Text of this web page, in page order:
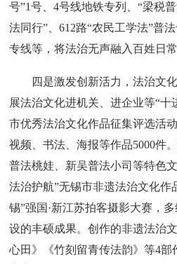
号”1号、4号线地铁专列、“梁税
法同行”、612路“农民工学法”普
专线等，将法治无声融入百姓日常
四是激发创新活力，法治文化
展法治文化进机关、进企业等“十
市优秀法治文化作品征集评选活
视频、书法、海报等作品5000件
普法桃娃、新吴普法小司等特色
法治护航”无锡市非遗法治文化作
锡”强国·新江苏拍客摄影大赛，
设的丰硕成果。创作的非遗法治
心田》《竹刻留青传法韵》等4